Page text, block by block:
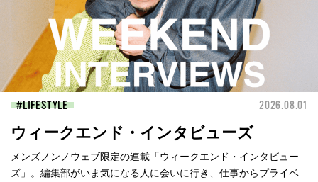
LIFESTYLE 2026.08.01
ウィークエンド・インタビューズ
メンズノンノウェブ限定の連載「ウィークエンド・インタビュー
ズ」。編集部がいま気になる人に会いに行き、仕事からプライベ